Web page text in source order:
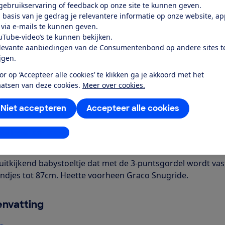
of feedback op onze site te kunnen geven.
basis van je gedrag je relevantere informatie op onze website,
e-mails te kunnen geven.
video’s te kunnen bekijken.
aanbiedingen van de Consumentenbond op andere sites
op ‘Accepteer alle cookies’ te klikken ga je akkoord met het
van deze cookies. Meer over cookies.
Accepteer alle cookies
Niet accepteren
aanpassen
Word lid
Al lid? Log in
dit product
babystoeltje dat met de 3-puntsgordel wordt
tot 87cm. Heette voorheen Graco Snugride.